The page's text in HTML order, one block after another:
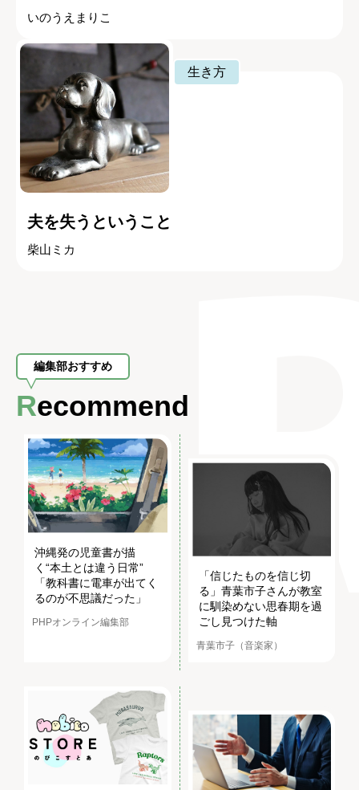
いのうえまりこ
生き方
夫を失うということ
柴山ミカ
編集部おすすめ
Recommend
沖縄発の児童書が描
く“本土とは違う日常”
「教科書に電車が出てく
るのが不思議だった」
PHPオンライン編集部
「信じたものを信じ切
る」青葉市子さんが教室
に馴染めない思春期を過
ごし見つけた軸
青葉市子（音楽家）